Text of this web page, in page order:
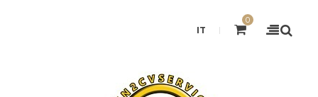
IT
0